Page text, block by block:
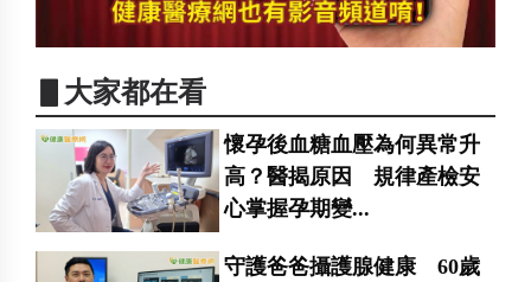
▋大家都在看
懷孕後血糖血壓為何異常升
高？醫揭原因 規律產檢安
心掌握孕期變...
守護爸爸攝護腺健康 60歲